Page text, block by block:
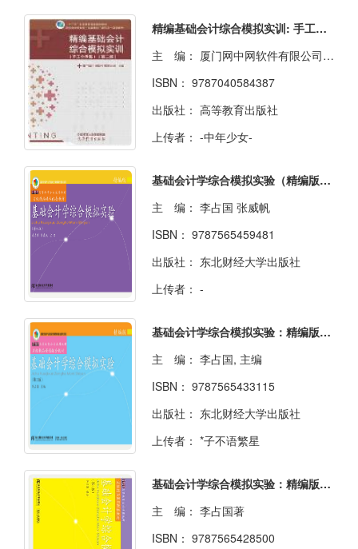
精编基础会计综合模拟实训: 手工全盘账
主 编： 厦门网中网软件有限公司主编
ISBN： 9787040584387
出版社： 高等教育出版社
上传者： -中年少女-
基础会计学综合模拟实验（精编版）（第六版）
主 编： 李占国 张威帆
ISBN： 9787565459481
出版社： 东北财经大学出版社
上传者： -
基础会计学综合模拟实验：精编版（第三版）
主 编： 李占国, 主编
ISBN： 9787565433115
出版社： 东北财经大学出版社
上传者： *子不语繁星
基础会计学综合模拟实验：精编版（第二版）
主 编： 李占国著
ISBN： 9787565428500